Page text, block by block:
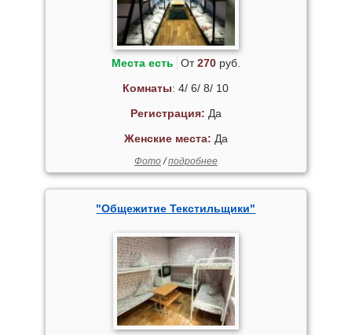
Места есть От270руб.
Комнаты: 4/ 6/ 8/ 10
Регистрация: Да
Женские места: Да
Фото/подробнее
"Общежитие Текстильщики"